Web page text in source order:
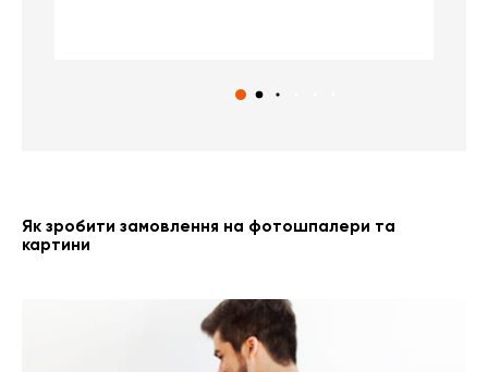
Як зробити замовлення на фотошпалери та
картини